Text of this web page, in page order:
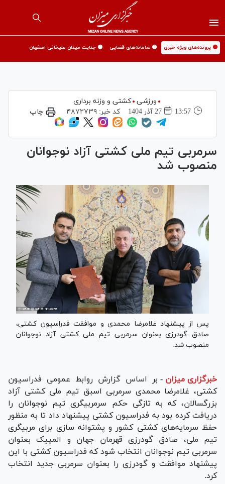
🟡 پرونده‌های ویژه خبری 🟡 سامانه‌های قضایی 🟡 جنایت میدان علیخانی اصفهان
ورزشی
کشتی و وزنه برداری
13:57
27 آذر 1404 کد خبر:۴۸۷۲۷۳۹ چاپ
سرمربی تیم ملی کشتی آزاد نوجوانان
منصوب شد
پس از پیشنهاد غلامرضا محمدی و موافقت فدراسیون کشتی،
صادق گودرزی بعنوان سرمربی تیم ملی کشتی آزاد نوجوانان
منصوب شد.
خبرگزاری میزان - بر اساس گزارش روابط عمومی فدراسیون
کشتی، غلامرضا محمدی سرمربی اسبق تیم ملی کشتی آزاد
بزرگسالان، که به تازگی حکم سرمربیگری تیم نوجوانان را
دریافت کرده بود به فدراسیون کشتی پیشنهاد داد تا به منظور
حفظ سرمایه‌های کشتی کشور و پشتوانه سازی برای مربیگری
تیم ملی، صادق گودرزی قهرمان جهان و المپیک بعنوان
سرمربی تیم نوجوانان انتخاب شود که فدراسیون کشتی با این
پیشنهاد موافقت و گودرزی را بعنوان سرمربی جدید انتخاب
کرد.